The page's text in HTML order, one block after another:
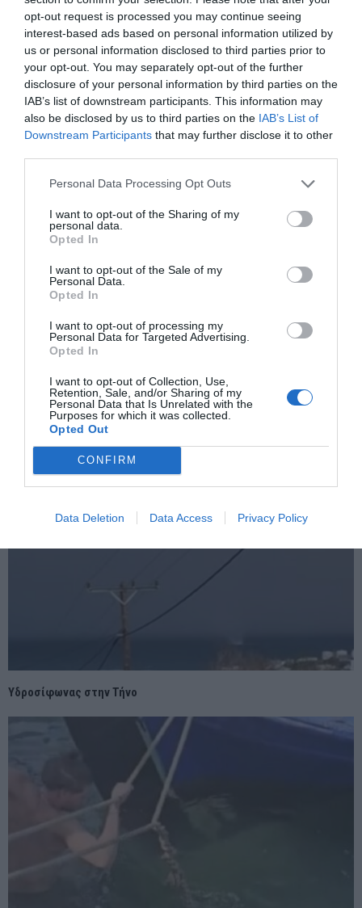
opt-out request is processed you may continue seeing
interest-based ads based on personal information utilized by
us or personal information disclosed to third parties prior to
your opt-out. You may separately opt-out of the further
disclosure of your personal information by third parties on the
IAB’s list of downstream participants. This information may
also be disclosed by us to third parties on the IAB’s List of
Downstream Participants that may further disclose it to other
Personal Data Processing Opt Outs
I want to opt-out of the Sharing of my
personal data.
Opted In
I want to opt-out of the Sale of my
Personal Data.
Opted In
I want to opt-out of processing my
Personal Data for Targeted Advertising.
Opted In
I want to opt-out of Collection, Use,
Retention, Sale, and/or Sharing of my
Personal Data that Is Unrelated with the
Purposes for which it was collected.
Opted Out
CONFIRM
Data Deletion Data Access Privacy Policy
μαύρης τρύπας (κόκκινο) και του άστρου-συνοδού της (μπλε),
καθώς περιφέρονται γύρω από το κοινό κέντρο μάζας τους.
Credit: ESO/L. Calçada/Space Engine (spaceengine.org)
ΙΔΡΥΜΑ ΕΥΓΕΝΙΔΟΥ
https://www.eef.edu.gr/
της Αίγινας (video)
ΕΠΌΜΕΝΗ ΑΝΆΡΤΗΣΗ
Ερντογάν στη συνάντηση με Χανίγιε: Το Ισραήλ θα πληρώσει
το τίμημα της καταπίεσης στους Παλαιστινίους
ΣΧΕΤΙΚΈΣ ΑΝΑΡΤΉΣΕΙΣ
Υδροσίφωνας στην Τήνο